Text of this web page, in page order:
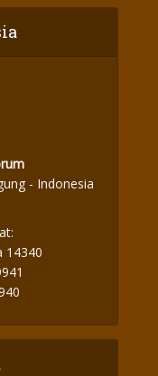
- Indonesia
14340